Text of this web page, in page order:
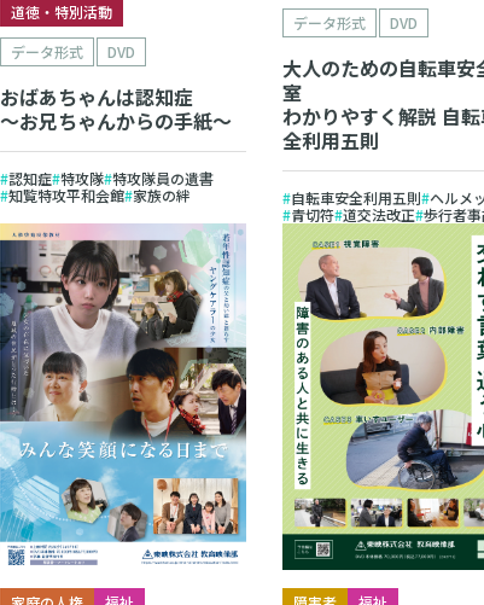
道徳・特別活動
データ形式
DVD
おばあちゃんは認知症
～お兄ちゃんからの手紙～
認知症 特攻隊 特攻隊員の遺書
知覧特攻平和会館 家族の絆
データ形式
DVD
大人のための自転車安
室
わかりやすく解説 自
全利用五則
自転車安全利用五則 ヘルメ
青切符 道交法改正 歩行者